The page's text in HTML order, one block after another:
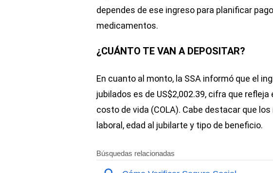
dependes de ese ingreso para planificar
medicamentos.
¿CUÁNTO TE VAN A DEPOSITAR?
En cuanto al monto, la SSA informó que el
jubilados es de US$2,002.39, cifra que
costo de vida (COLA). Cabe destacar que
laboral, edad al jubilarte y tipo de beneficio.